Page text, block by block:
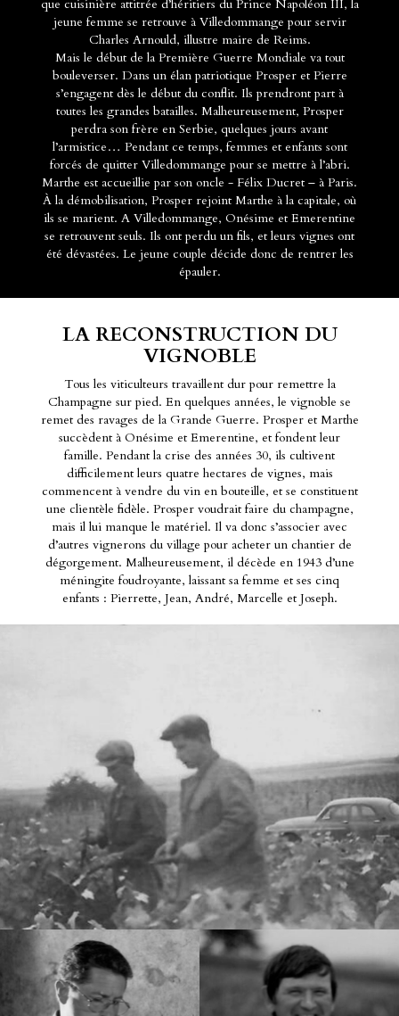
que cuisinière attitrée d’héritiers du Prince Napoléon III, la
jeune femme se retrouve à Villedommange pour servir
Charles Arnould, illustre maire de Reims.
Mais le début de la Première Guerre Mondiale va tout
bouleverser. Dans un élan patriotique Prosper et Pierre
s’engagent dès le début du conflit. Ils prendront part à
toutes les grandes batailles. Malheureusement, Prosper
perdra son frère en Serbie, quelques jours avant
l’armistice… Pendant ce temps, femmes et enfants sont
forcés de quitter Villedommange pour se mettre à l’abri.
Marthe est accueillie par son oncle - Félix Ducret – à Paris.
À la démobilisation, Prosper rejoint Marthe à la capitale, où
ils se marient. A Villedommange, Onésime et Emerentine
se retrouvent seuls. Ils ont perdu un fils, et leurs vignes ont
été dévastées. Le jeune couple décide donc de rentrer les
épauler.
LA RECONSTRUCTION DU
VIGNOBLE
Tous les viticulteurs travaillent dur pour remettre la
Champagne sur pied. En quelques années, le vignoble se
remet des ravages de la Grande Guerre. Prosper et Marthe
succèdent à Onésime et Emerentine, et fondent leur
famille. Pendant la crise des années 30, ils cultivent
difficilement leurs quatre hectares de vignes, mais
commencent à vendre du vin en bouteille, et se constituent
une clientèle fidèle. Prosper voudrait faire du champagne,
mais il lui manque le matériel. Il va donc s’associer avec
d’autres vignerons du village pour acheter un chantier de
dégorgement. Malheureusement, il décède en 1943 d’une
méningite foudroyante, laissant sa femme et ses cinq
enfants : Pierrette, Jean, André, Marcelle et Joseph.